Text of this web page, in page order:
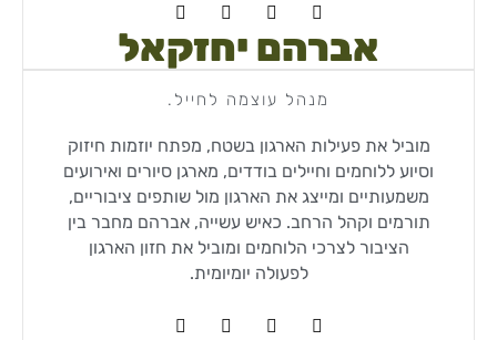
אברהם יחזקאל​
מנהל עוצמה לחייל.
מוביל את פעילות הארגון בשטח, מפתח יוזמות חיזוק
וסיוע ללוחמים וחיילים בודדים, מארגן סיורים ואירועים
משמעותיים ומייצג את הארגון מול שותפים ציבוריים,
תורמים וקהל הרחב. כאיש עשייה, אברהם מחבר בין
הציבור לצרכי הלוחמים ומוביל את חזון הארגון
לפעולה יומיומית.